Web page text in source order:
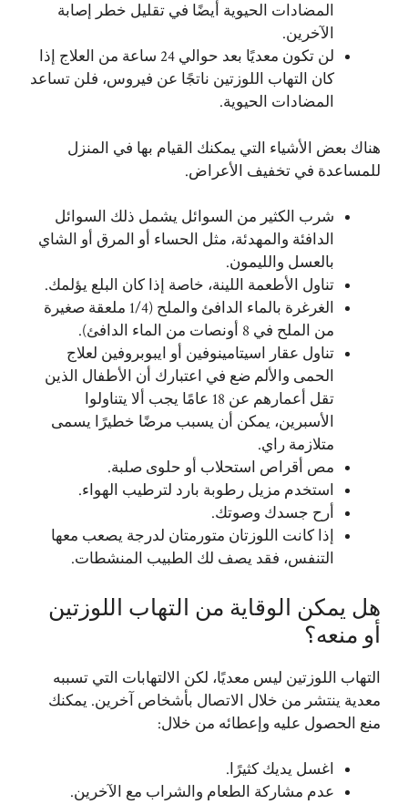
المضادات الحيوية أيضًا في تقليل خطر إصابة
الآخرين.
لن تكون معديًا بعد حوالي 24 ساعة من العلاج إذا
كان التهاب اللوزتين ناتجًا عن فيروس، فلن تساعد
المضادات الحيوية.
هناك بعض الأشياء التي يمكنك القيام بها في المنزل
للمساعدة في تخفيف الأعراض.
شرب الكثير من السوائل يشمل ذلك السوائل
الدافئة والمهدئة، مثل الحساء أو المرق أو الشاي
بالعسل والليمون.
تناول الأطعمة اللينة، خاصة إذا كان البلع يؤلمك.
الغرغرة بالماء الدافئ والملح (1/4 ملعقة صغيرة
من الملح في 8 أونصات من الماء الدافئ).
تناول عقار اسيتامينوفين أو ايبوبروفين لعلاج
الحمى والألم ضع في اعتبارك أن الأطفال الذين
تقل أعمارهم عن 18 عامًا يجب ألا يتناولوا
الأسبرين، يمكن أن يسبب مرضًا خطيرًا يسمى
متلازمة راي.
مص أقراص استحلاب أو حلوى صلبة.
استخدم مزيل رطوبة بارد لترطيب الهواء.
أرح جسدك وصوتك.
إذا كانت اللوزتان متورمتان لدرجة يصعب معها
التنفس، فقد يصف لك الطبيب المنشطات.
هل يمكن الوقاية من التهاب اللوزتين
أو منعه؟
التهاب اللوزتين ليس معديًا، لكن الالتهابات التي تسببه
معدية ينتشر من خلال الاتصال بأشخاص آخرين. يمكنك
منع الحصول عليه وإعطائه من خلال:
اغسل يديك كثيرًا.
عدم مشاركة الطعام والشراب مع الآخرين.